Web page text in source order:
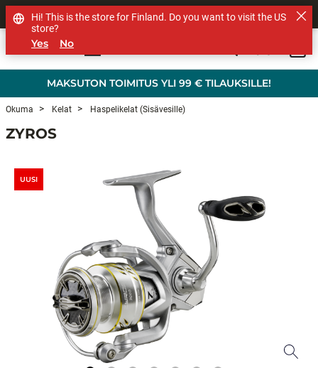
MAKSUTON TOIMITUS YLI 99 € TILAUKSILLE!
MUUT TUOTEMERKIT
Okuma Kelat Haspelikelat (sisävesille)
ZYROS
UUSI
Hi! This is the store for Finland. Do you want to visit the US
store?
Yes No